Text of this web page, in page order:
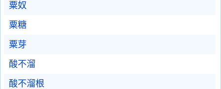
粟奴
粟糖
粟芽
酸不溜
酸不溜根